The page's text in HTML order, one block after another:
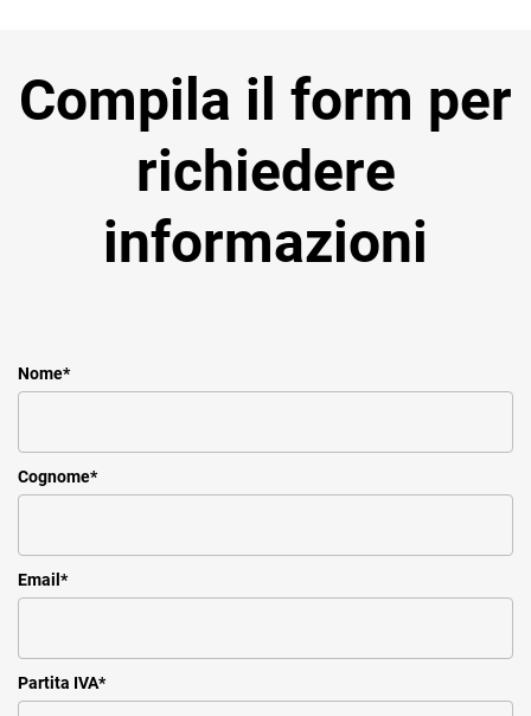
Compila il form per
richiedere
informazioni
Nome*
Cognome*
Email *
Partita IVA*